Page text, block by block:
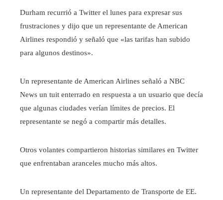
Durham recurrió a Twitter el lunes para expresar sus
frustraciones y dijo que un representante de American
Airlines respondió y señaló que «las tarifas han subido
para algunos destinos».
Un representante de American Airlines señaló a NBC
News un tuit enterrado en respuesta a un usuario que decía
que algunas ciudades verían límites de precios. El
representante se negó a compartir más detalles.
Otros volantes compartieron historias similares en Twitter
que enfrentaban aranceles mucho más altos.
Un representante del Departamento de Transporte de EE.